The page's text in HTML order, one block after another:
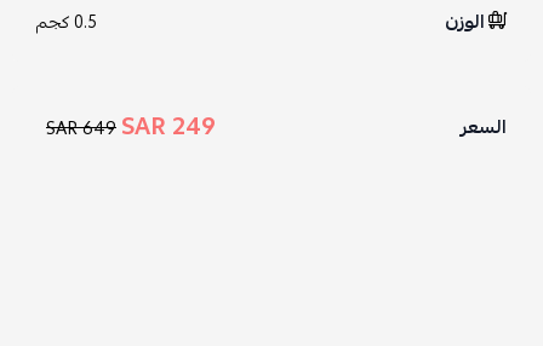
الوزن 0.5 كجم
السعر 249 SAR
649 SAR